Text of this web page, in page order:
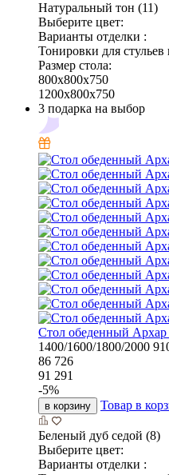
Натуральный тон (11)
Выберите цвет:
Варианты отделки :
Тонировки для стульев
Размер стола:
800х800х750
1200х800х750
3 подарка на выбор
Стол обеденный Архар
1400/1600/1800/2000
86 726
91 291
-5%
в корзину Товар в
Беленый дуб седой (8)
Выберите цвет:
Варианты отделки :